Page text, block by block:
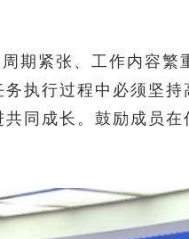
期紧张、工作内容
执行过程中必须坚
同成长。鼓励成员